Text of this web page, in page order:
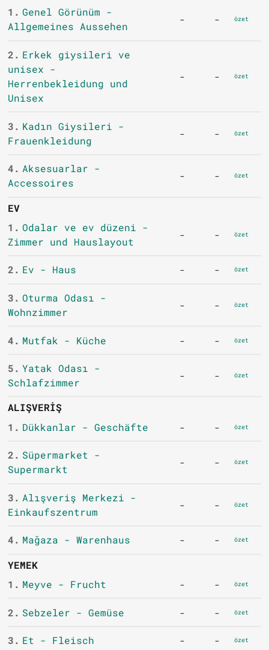
1. Genel Görünüm -
Allgemeines Aussehen
- - özet
2. Erkek giysileri ve
unisex -
Herrenbekleidung und
Unisex
- - özet
3. Kadın Giysileri -
Frauenkleidung
- - özet
4. Aksesuarlar -
Accessoires
- - özet
EV
1. Odalar ve ev düzeni -
Zimmer und Hauslayout
- - özet
2. Ev - Haus - - özet
3. Oturma Odası -
Wohnzimmer
- - özet
4. Mutfak - Küche - - özet
5. Yatak Odası -
Schlafzimmer
- - özet
ALIŞVERIŞ
1. Dükkanlar - Geschäfte - - özet
2. Süpermarket -
Supermarkt
- - özet
3. Alışveriş Merkezi -
Einkaufszentrum
- - özet
4. Mağaza - Warenhaus - - özet
YEMEK
1. Meyve - Frucht - - özet
2. Sebzeler - Gemüse - - özet
3. Et - Fleisch - - özet